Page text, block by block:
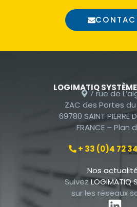
LOGIMATIQ
7 rue de
ZAC des Portes du
69780 SAINT PIERRE
FRANCE – Plan
+ 33 (0)4 72
Nos
SuivezLOGIMATIQ
sur les réseaux